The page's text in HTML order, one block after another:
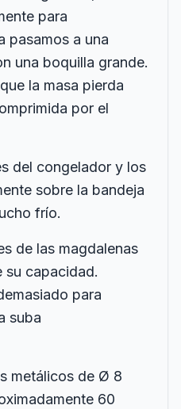
para
pasamos a una
una boquilla grande.
la masa pierda
por el
del congelador y los
sobre la bandeja
frío.
de las magdalenas
su capacidad.
para
suba
metálicos de Ø 8
60